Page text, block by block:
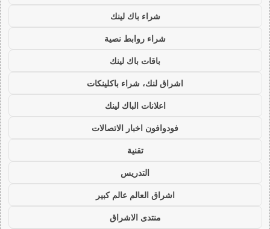
شراء باك لينك
شراء روابط نصية
باقات باك لينك
اشراق لنك، شراء باكلينكات
اعلانات الباك لينك
فودوافون اخبار الاتصالات
تقنية
التدريس
اشراق العالم عالم كبير
منتدى الاشراق